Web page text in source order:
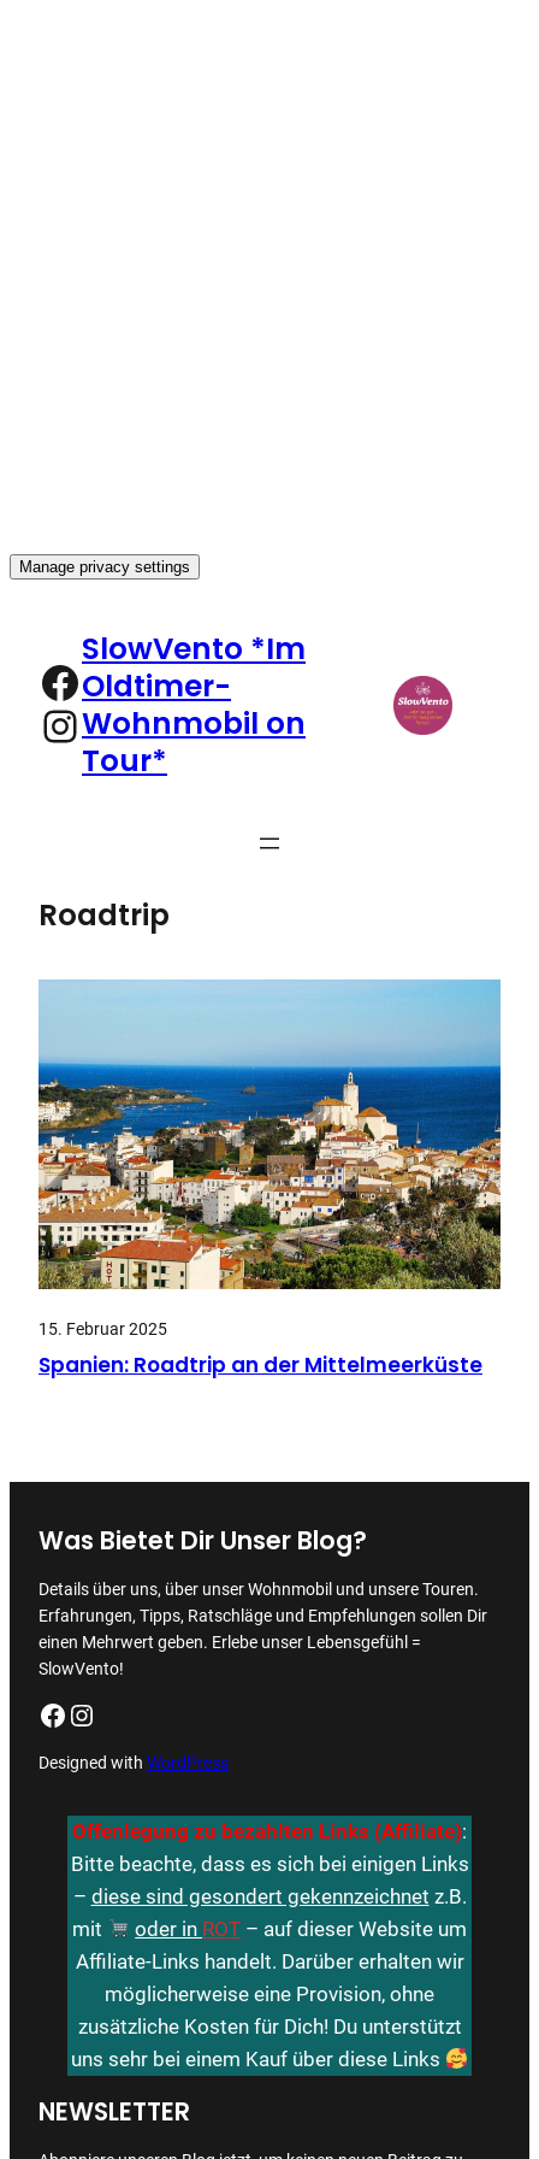
Manage privacy settings
springen
Facebook
Instagram
SlowVento *Im
Oldtimer-
Wohnmobil on
Tour*
Roadtrip
15. Februar 2025
Spanien: Roadtrip an der Mittelmeerküste
Was Bietet Dir Unser Blog?
Details über uns, über unser Wohnmobil und unsere Touren.
Erfahrungen, Tipps, Ratschläge und Empfehlungen sollen Dir
einen Mehrwert geben. Erlebe unser Lebensgefühl =
SlowVento!
Facebook Instagram
Designed with WordPress
Offenlegung zu bezahlten Links (Affiliate):
Bitte beachte, dass es sich bei einigen Links
– diese sind gesondert gekennzeichnet z.B.
mit
oder in ROT – auf dieser Website um
Affiliate-Links handelt. Darüber erhalten wir
möglicherweise eine Provision, ohne
zusätzliche Kosten für Dich! Du unterstützt
uns sehr bei einem Kauf über diese Links
NEWSLETTER